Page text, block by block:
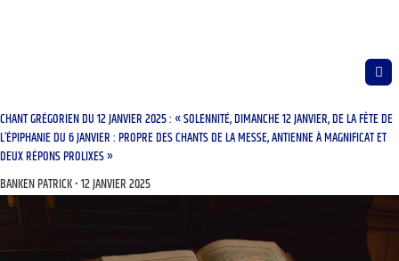
CHANT GRÉGORIEN DU 12 JANVIER 2025 : « SOLENNITÉ, DIMANCHE 12 JANVIER, DE LA FÊTE DE
L’ÉPIPHANIE DU 6 JANVIER : PROPRE DES CHANTS DE LA MESSE, ANTIENNE À MAGNIFICAT ET
DEUX RÉPONS PROLIXES »
BANKEN PATRICK 12 JANVIER 2025